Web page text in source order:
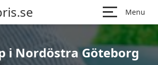
Menu
i Nordöstra Göteborg